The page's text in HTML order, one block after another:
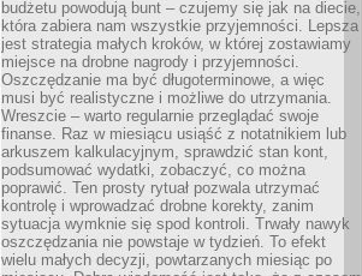
budżetu powodują bunt – czujemy się jak na diecie,
która zabiera nam wszystkie przyjemności. Lepsza
jest strategia małych kroków, w której zostawiamy
miejsce na drobne nagrody i przyjemności.
Oszczędzanie ma być długoterminowe, a więc
musi być realistyczne i możliwe do utrzymania.
Wreszcie – warto regularnie przeglądać swoje
finanse. Raz w miesiącu usiąść z notatnikiem lub
arkuszem kalkulacyjnym, sprawdzić stan kont,
podsumować wydatki, zobaczyć, co można
poprawić. Ten prosty rytuał pozwala utrzymać
kontrolę i wprowadzać drobne korekty, zanim
sytuacja wymknie się spod kontroli. Trwały nawyk
oszczędzania nie powstaje w tydzień. To efekt
wielu małych decyzji, powtarzanych miesiąc po